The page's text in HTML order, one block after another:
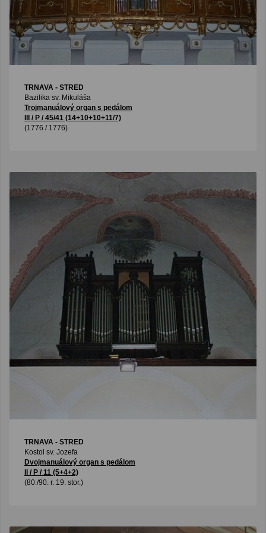
TRNAVA - STRED
Bazilika sv. Mikuláša
Trojmanuálový organ s pedálom
III / P / 45/41 (14+10+10+11/7)
(1776 / 1776)
TRNAVA - STRED
Kostol sv. Jozefa
Dvojmanuálový organ s pedálom
II / P / 11 (5+4+2)
(80./90. r. 19. stor.)